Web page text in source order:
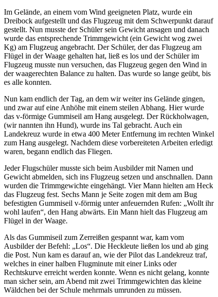
Im Gelände, an einem vom Wind geeigneten Platz, wurde ein
Dreibock aufgestellt und das Flugzeug mit dem Schwerpunkt darauf
gestellt. Nun musste der Schüler sein Gewicht ansagen und danach
wurde das entsprechende Trimmgewicht (ein Gewicht wog zwei
Kg) am Flugzeug angebracht. Der Schüler, der das Flugzeug am
Flügel in der Waage gehalten hat, ließ es los und der Schüler im
Flugzeug musste nun versuchen, das Flugzeug gegen den Wind in
der waagerechten Balance zu halten. Das wurde so lange geübt, bis
es alle konnten.
Nun kam endlich der Tag, an dem wir weiter ins Gelände gingen,
und zwar auf eine Anhöhe mit einem steilen Abhang. Hier wurde
das v-förmige Gummiseil am Hang ausgelegt. Der Rückholwagen,
(wir nannten ihn Hund), wurde ins Tal gebracht. Auch ein
Landekreuz wurde in etwa 400 Meter Entfernung im rechten Winkel
zum Hang ausgelegt. Nachdem diese vorbereiteten Arbeiten erledigt
waren, begann endlich das Fliegen.
Jeder Flugschüler musste sich beim Ausbilder mit Namen und
Gewicht abmelden, sich ins Flugzeug setzen und anschnallen. Dann
wurden die Trimmgewichte eingehängt. Vier Mann hielten am Heck
das Flugzeug fest. Sechs Mann je Seite zogen mit dem am Bug
befestigten Gummiseil v-förmig unter anfeuernden Rufen:
Wollt ihr
wohl laufen , den Hang abwärts. Ein Mann hielt das Flugzeug am
Flügel in der Waage.
Als das Gummiseil zum Zerreißen gespannt war, kam vom
Ausbilder der Befehl:
Los . Die Heckleute ließen los und ab ging
die Post. Nun kam es darauf an, wie der Pilot das Landekreuz traf,
welches in einer halben Flugminute mit einer Links oder
Rechtskurve erreicht werden konnte. Wenn es nicht gelang, konnte
man sicher sein, am Abend mit zwei Trimmgewichten das kleine
Wäldchen bei der Schule mehrmals umrunden zu müssen.